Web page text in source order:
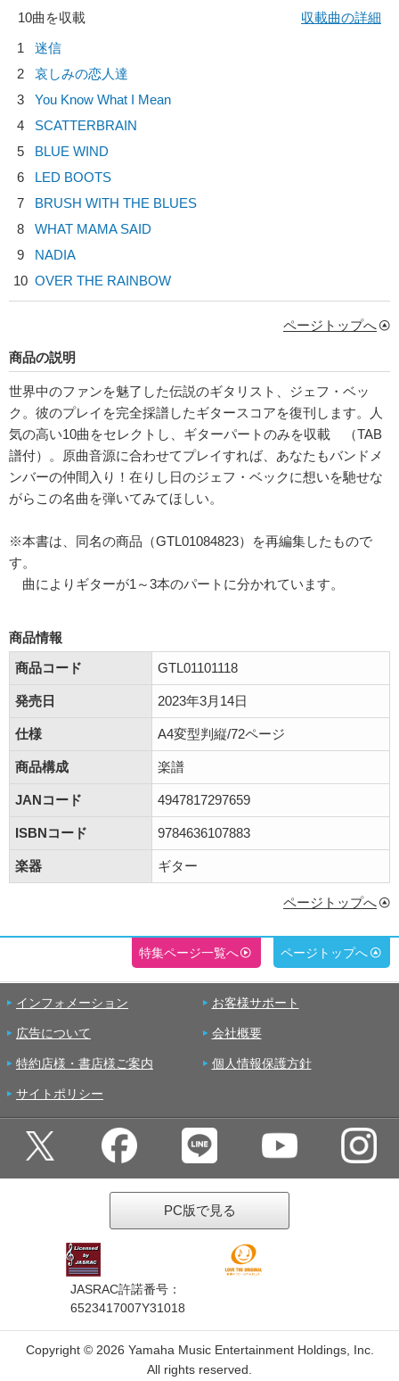
10曲を収載
収載曲の詳細
1
迷信
2
哀しみの恋人達
3
You Know What I Mean
4
SCATTERBRAIN
5
BLUE WIND
6
LED BOOTS
7
BRUSH WITH THE BLUES
8
WHAT MAMA SAID
9
NADIA
10 OVER THE RAINBOW
ページトップへ
商品の説明
世界中のファンを魅了した伝説のギタリスト、ジェフ・ベッ
ク。彼のプレイを完全採譜したギタースコアを復刊します。人
気の高い10曲をセレクトし、ギターパートのみを収載 （TAB
譜付）。原曲音源に合わせてプレイすれば、あなたもバンドメ
ンバーの仲間入り！在りし日のジェフ・ベックに想いを馳せな
がらこの名曲を弾いてみてほしい。
※本書は、同名の商品（GTL01084823）を再編集したもので
す。
曲によりギターが1～3本のパートに分かれています。
商品情報
商品コード
GTL01101118
発売日 2023年3月14日
仕様 A4変型判縦/72ページ
商品構成 楽譜
JANコード 4947817297659
ISBNコード 9784636107883
楽器 ギター
ページトップへ
特集ページ一覧へ ページトップへ
インフォメーション お客様サポート
広告について 会社概要
特約店様・書店様ご案内 個人情報保護方針
サイトポリシー
PC版で見る
JASRAC許諾番号：
6523417007Y31018
Copyright © 2026 Yamaha Music Entertainment Holdings, Inc.
All rights reserved.